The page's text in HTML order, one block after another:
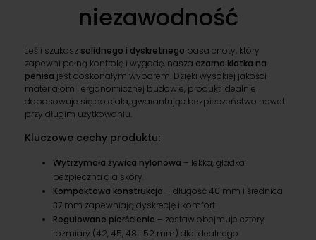
niezawodność
Jeśli szukasz solidnego i dyskretnego pasa cnoty, który
zapewni pełną kontrolę i wygodę, nasza czarna klatka na
penisa jest doskonałym wyborem. Dzięki wysokiej jakości
materiałom i ergonomicznej budowie, produkt idealnie
dopasowuje się do ciała, gwarantując bezpieczeństwo nawet
przy długim użytkowaniu.
Kluczowe cechy produktu:
Wytrzymała żywica nylonowa – lekka, gładka i
bezpieczna dla skóry.
Kompaktowa konstrukcja – długość 40 mm i średnica
37 mm zapewniają dyskrecję i komfort.
Regulowane pierścienie – zestaw obejmuje cztery
rozmiary (42, 45, 48 i 52 mm) dla idealnego